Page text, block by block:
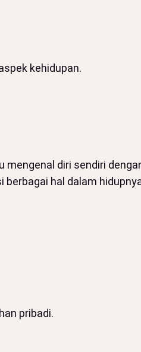
kehidupan.
diri sendiri
hal dalam
pribadi.